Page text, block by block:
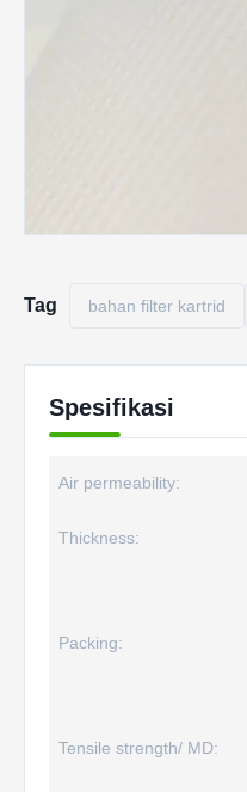
Tag bahan filter kartrid
Spesifikasi
Air permeability:
Thickness:
Packing:
Tensile strength/ MD: